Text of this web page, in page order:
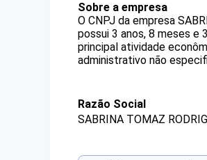
Sobre a empresa
O CNPJ da empresa
possui 3 anos, 8 meses
principal atividade
administrativo não
Razão Social
SABRINA TOMAZ